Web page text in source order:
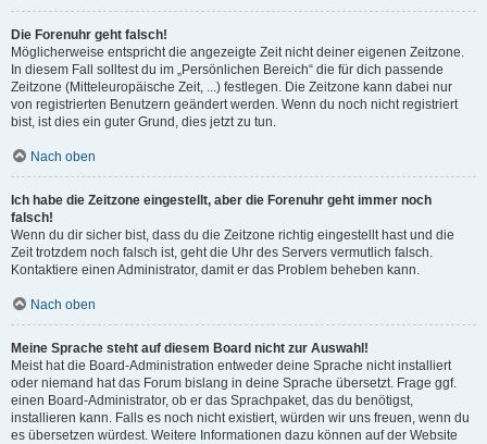
Die Forenuhr geht falsch!
Möglicherweise entspricht die angezeigte Zeit nicht deiner eigenen Zeitzone.
In diesem Fall solltest du im „Persönlichen Bereich“ die für dich passende
Zeitzone (Mitteleuropäische Zeit, ...) festlegen. Die Zeitzone kann dabei nur
von registrierten Benutzern geändert werden. Wenn du noch nicht registriert
bist, ist dies ein guter Grund, dies jetzt zu tun.
Nach oben
Ich habe die Zeitzone eingestellt, aber die Forenuhr geht immer noch
falsch!
Wenn du dir sicher bist, dass du die Zeitzone richtig eingestellt hast und die
Zeit trotzdem noch falsch ist, geht die Uhr des Servers vermutlich falsch.
Kontaktiere einen Administrator, damit er das Problem beheben kann.
Nach oben
Meine Sprache steht auf diesem Board nicht zur Auswahl!
Meist hat die Board-Administration entweder deine Sprache nicht installiert
oder niemand hat das Forum bislang in deine Sprache übersetzt. Frage ggf.
einen Board-Administrator, ob er das Sprachpaket, das du benötigst,
installieren kann. Falls es noch nicht existiert, würden wir uns freuen, wenn du
es übersetzen würdest. Weitere Informationen dazu können auf der Website